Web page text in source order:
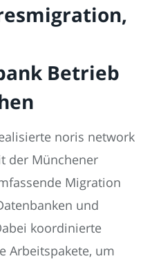
Betrieb
noris network
der Münchener
Migration
und
koordinierte
Arbeitspakete, um